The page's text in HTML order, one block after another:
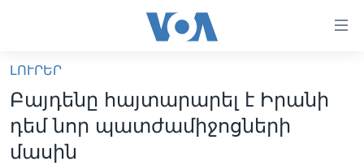
հիմնական
բովանդակությանը
անցնել
հիմնական
բովանդակությանը
ԼՈՒՐԵՐ
ՍՓՅՈՒՌՔ
ԼՈՒՐԵՐ
Բայդենը հայտարարել է Իրանի
դեմ նոր պատժամիջոցների
մասին